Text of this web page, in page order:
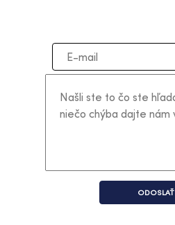
ODOSLAŤ